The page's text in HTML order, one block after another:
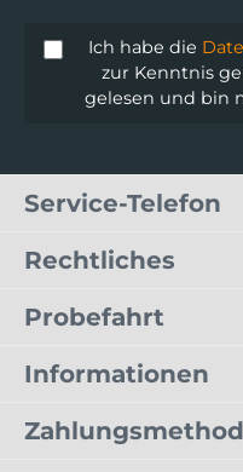
Ich habe die
zur Kenntnis
gelesen und bin
Service-Telefon
Rechtliches
Probefahrt
Informationen